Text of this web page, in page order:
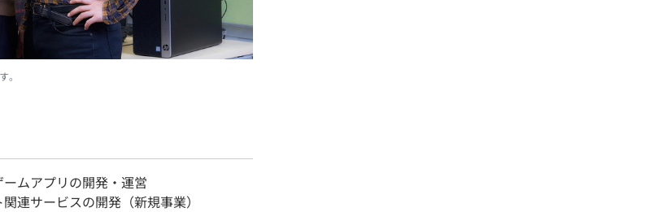
。
ムアプリの開発・運営
連サービスの開発（新規事業）